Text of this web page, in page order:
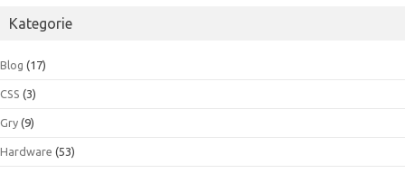
Kategorie
Blog (17)
CSS (3)
Gry (9)
Hardware (53)